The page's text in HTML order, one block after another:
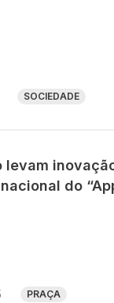
SOCIEDADE
levam
do
PRAÇA